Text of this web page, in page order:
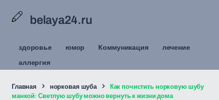
belaya24.ru
здоровье юмор Коммуникация
лечение
аллергия
Главная норковая шуба
Как почистить норковую шубу
манкой: Светлую шубу можно вернуть к жизни дома